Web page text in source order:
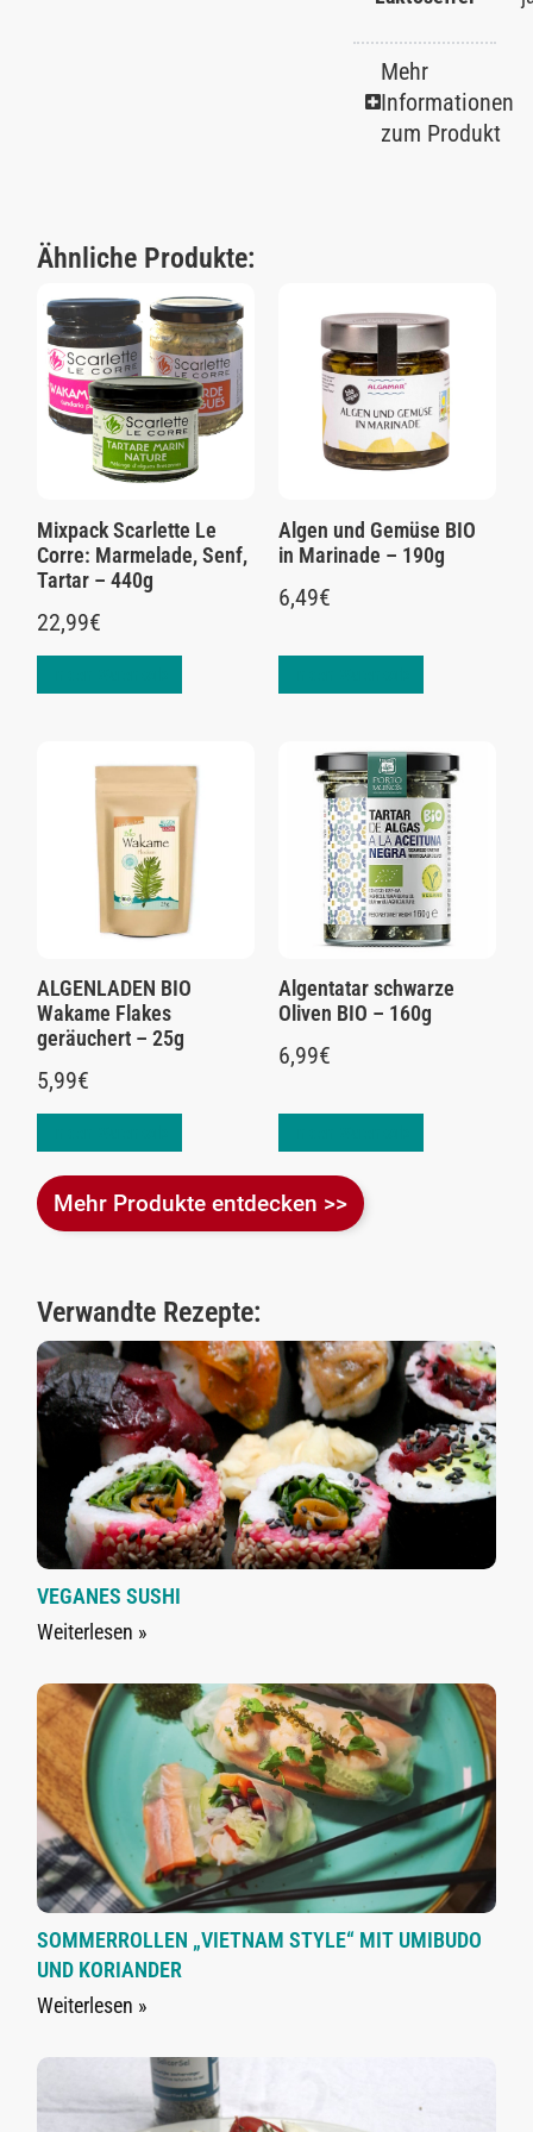
Mehr
Informationen
zum Produkt
Ähnliche Produkte:
Mixpack Scarlette Le
Corre: Marmelade, Senf,
Tartar – 440g
22,99€
Algen und Gemüse BIO
in Marinade – 190g
6,49€
ALGENLADEN BIO
Wakame Flakes
geräuchert – 25g
5,99€
Algentatar schwarze
Oliven BIO – 160g
6,99€
Mehr Produkte entdecken >>
Verwandte Rezepte:
VEGANES SUSHI
Weiterlesen »
SOMMERROLLEN „VIETNAM STYLE“ MIT UMIBUDO
UND KORIANDER
Weiterlesen »